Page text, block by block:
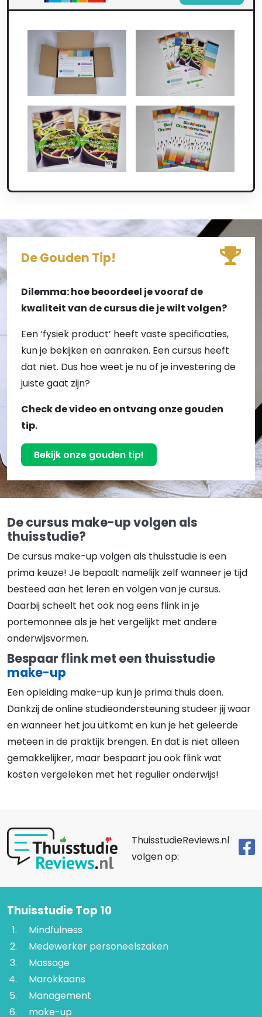
De Gouden Tip!
Dilemma: hoe beoordeel je vooraf de
kwaliteit van de cursus die je wilt volgen?
Een ‘fysiek product’ heeft vaste specificaties,
kun je bekijken en aanraken. Een cursus heeft
dat niet. Dus hoe weet je nu of je investering de
juiste gaat zijn?
Check de video en ontvang onze gouden
tip.
Bekijk onze gouden tip!
De cursus make-up volgen als
thuisstudie?
De cursus make-up volgen als thuisstudie is een
prima keuze! Je bepaalt namelijk zelf wanneer je tijd
besteed aan het leren en volgen van je cursus.
Daarbij scheelt het ook nog eens flink in je
portemonnee als je het vergelijkt met andere
onderwijsvormen.
Bespaar flink met een thuisstudie
make-up
Een opleiding make-up kun je prima thuis doen.
Dankzij de online studieondersteuning studeer jij waar
en wanneer het jou uitkomt en kun je het geleerde
meteen in de praktijk brengen. En dat is niet alleen
gemakkelijker, maar bespaart jou ook flink wat
kosten vergeleken met het regulier onderwijs!
ThuisstudieReviews.nl
volgen op:
Thuisstudie Top 10
Mindfulness
Medewerker personeelszaken
Massage
Marokkaans
Management
make-up